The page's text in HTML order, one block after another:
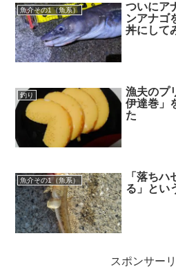
魚介その1（魚系）
ついにア
ンアナゴ
丼にして
釣り
漁夫のプ
伊達巻」
た
魚介その1（魚系）
「落ち
る」とい
スポンサー